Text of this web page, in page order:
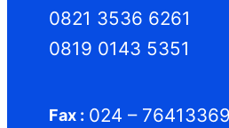
0821 3536 6261
0819 0143 5351
Fax : 024 – 76413369